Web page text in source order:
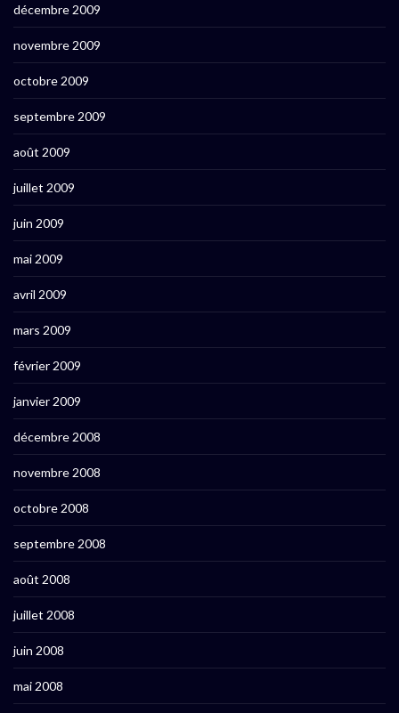
décembre 2009
novembre 2009
octobre 2009
septembre 2009
août 2009
juillet 2009
juin 2009
mai 2009
avril 2009
mars 2009
février 2009
janvier 2009
décembre 2008
novembre 2008
octobre 2008
septembre 2008
août 2008
juillet 2008
juin 2008
mai 2008